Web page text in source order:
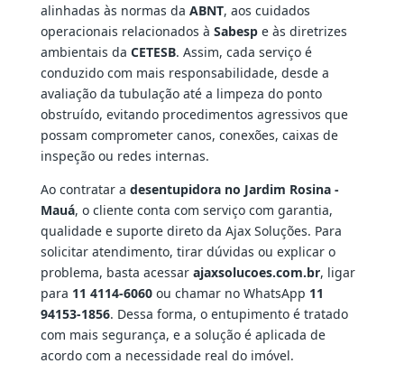
alinhadas às normas da ABNT, aos cuidados
operacionais relacionados à Sabespe às diretrizes
ambientais da CETESB. Assim, cada serviço é
conduzido com mais responsabilidade, desde a
avaliação da tubulação até a limpeza do ponto
obstruído, evitando procedimentos agressivos que
possam comprometer canos, conexões, caixas de
inspeção ou redes internas.
Ao contratar a desentupidora no Jardim Rosina -
Mauá, o cliente conta com serviço com garantia,
qualidade e suporte direto da Ajax Soluções. Para
solicitar atendimento, tirar dúvidas ou explicar o
problema, basta acessar ajaxsolucoes.com.br, ligar
para 11 4114-6060ou chamar no WhatsApp 11
94153-1856. Dessa forma, o entupimento é tratado
com mais segurança, e a solução é aplicada de
acordo com a necessidade real do imóvel.